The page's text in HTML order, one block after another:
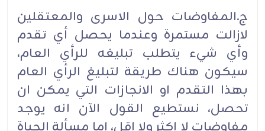
ج.المفاوضات حول الاسرى والمعتقلين
لازالت مستمرة وعندما يحصل أي تقدم
وأي شيء يتطلب تبليغه للرأي العام،
سيكون هناك طريقة لتبليغ الرأي العام
بهذا التقدم او الانجازات التي يمكن ان
تحصل، نستطيع القول الآن انه يوجد